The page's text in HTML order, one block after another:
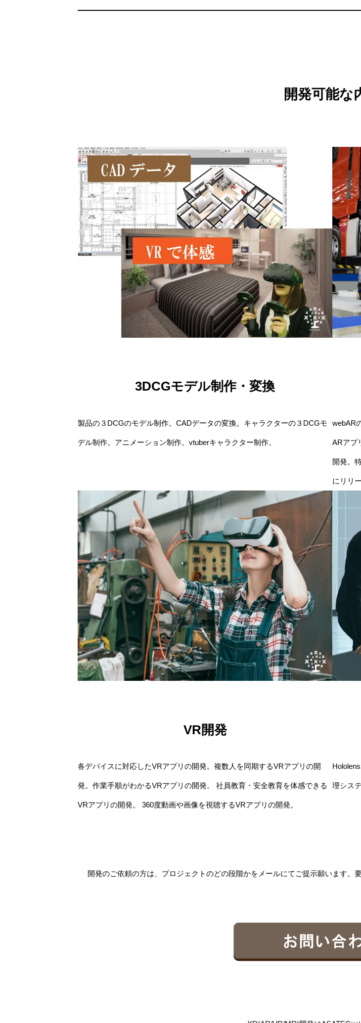
開発可能な
3DCGモデル制作・変換
製品の３DCGのモデル制作。CADデータの変換。キャラクターの３DCGモ
デル制作。アニメーション制作。vtuberキャラクター制作。
webAR
ARアプ
開発。
にリリ
VR開発
各デバイスに対応したVRアプリの開発。複数人を同期するVRアプリの開
発。作業手順がわかるVRアプリの開発。 社員教育・安全教育を体感できる
VRアプリの開発。 360度動画や画像を視聴するVRアプリの開発。
理シス
開発のご依頼の方は、プロジェクトのどの段階かをメールにてご提示願います。